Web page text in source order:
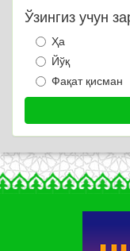
Ўзингиз учун
Ҳа
Йўқ
Фақат қисман